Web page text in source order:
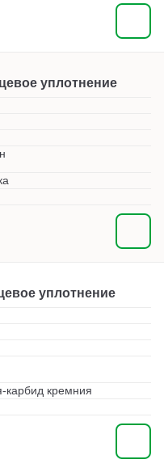
уплотнение
уплотнение
карбид кремния